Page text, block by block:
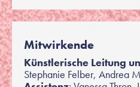
Mitwirkende
Künstlerische Leitung
Stephanie Felber, Andrea